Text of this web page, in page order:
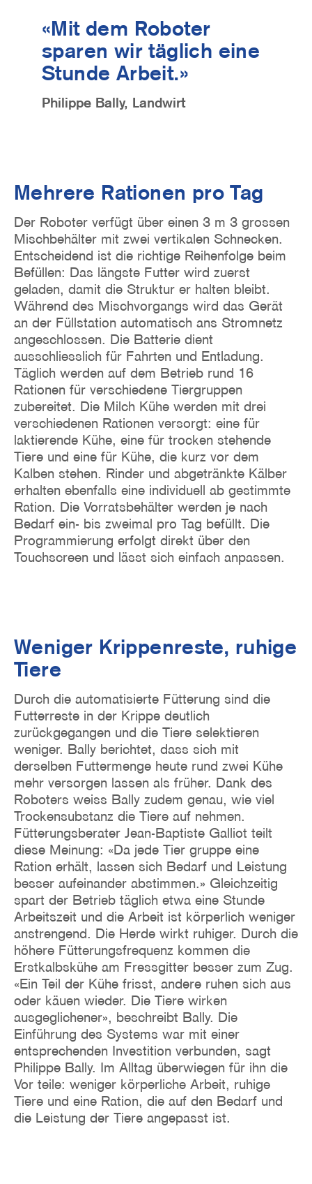
«Mit dem Roboter
sparen wir täglich eine
Stunde Arbeit.»
Philippe Bally, Landwirt
Mehrere Rationen pro Tag
Der Roboter verfügt über einen 3 m 3 grossen
Mischbehälter mit zwei vertikalen Schnecken.
Entscheidend ist die richtige Reihenfolge beim
Befüllen: Das längste Futter wird zuerst
geladen, damit die Struktur er halten bleibt.
Während des Mischvorgangs wird das Gerät
an der Füllstation automatisch ans Stromnetz
angeschlossen. Die Batterie dient
ausschliesslich für Fahrten und Entladung.
Täglich werden auf dem Betrieb rund 16
Rationen für verschiedene Tiergruppen
zubereitet. Die Milch Kühe werden mit drei
verschiedenen Rationen versorgt: eine für
laktierende Kühe, eine für trocken stehende
Tiere und eine für Kühe, die kurz vor dem
Kalben stehen. Rinder und abgetränkte Kälber
erhalten ebenfalls eine individuell ab gestimmte
Ration. Die Vorratsbehälter werden je nach
Bedarf ein- bis zweimal pro Tag befüllt. Die
Programmierung erfolgt direkt über den
Touchscreen und lässt sich einfach anpassen.
Weniger Krippenreste, ruhige
Tiere
Durch die automatisierte Fütterung sind die
Futterreste in der Krippe deutlich
zurückgegangen und die Tiere selektieren
weniger. Bally berichtet, dass sich mit
derselben Futtermenge heute rund zwei Kühe
mehr versorgen lassen als früher. Dank des
Roboters weiss Bally zudem genau, wie viel
Trockensubstanz die Tiere auf nehmen.
Fütterungsberater Jean-Baptiste Galliot teilt
diese Meinung: «Da jede Tier gruppe eine
Ration erhält, lassen sich Bedarf und Leistung
besser aufeinander abstimmen.» Gleichzeitig
spart der Betrieb täglich etwa eine Stunde
Arbeitszeit und die Arbeit ist körperlich weniger
anstrengend. Die Herde wirkt ruhiger. Durch die
höhere Fütterungsfrequenz kommen die
Erstkalbskühe am Fressgitter besser zum Zug.
«Ein Teil der Kühe frisst, andere ruhen sich aus
oder käuen wieder. Die Tiere wirken
ausgeglichener», beschreibt Bally. Die
Einführung des Systems war mit einer
entsprechenden Investition verbunden, sagt
Philippe Bally. Im Alltag überwiegen für ihn die
Vor teile: weniger körperliche Arbeit, ruhige
Tiere und eine Ration, die auf den Bedarf und
die Leistung der Tiere angepasst ist.